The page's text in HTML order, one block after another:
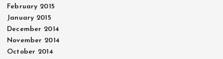
February 2015
January 2015
December 2014
November 2014
October 2014